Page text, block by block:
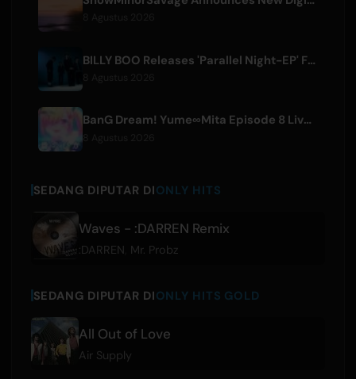
BILLY BOO Releases 'Parallel Night-EP' Featuring TV Drama Theme Song
BanG Dream! Yume∞Mita Episode 8 Live Clip Released
SEDANG DIPUTAR DIONLY HITS
Waves - :DARREN Remix
:DARREN Mr. Probz
SEDANG DIPUTAR DIONLY HITS GOLD
All Out of Love
Air Supply